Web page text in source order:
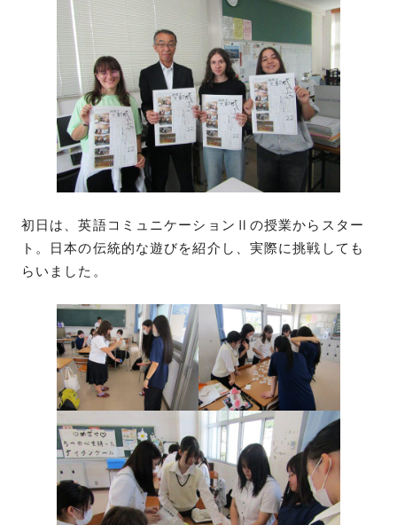
初日は、英語コミュニケーションⅡの授業からスター
ト。日本の伝統的な遊びを紹介し、実際に挑戦しても
らいました。